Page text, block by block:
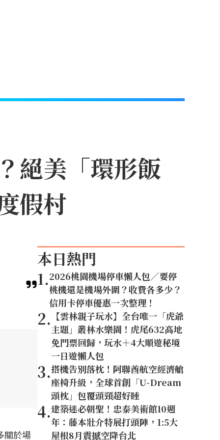
絕美「環形飯
假村
關於場
本日熱門
1.2026桃園機場停車懶人包／要停
桃機還是機場外圍？收費各多少？
信用卡停車優惠一次整理！
2. 【雲林親子玩水】全台唯一「虎爺
主題」叢林水樂園！虎尾632高地
免門票回歸，玩水＋4大順遊秘境
一日遊懶人包
3.搭機告別落枕！阿聯酋航空經濟艙
座椅升級，全球首創「U-Dream
頭枕」包覆頭頸超好睡
4.建築迷必朝聖！忠泰美術館10週
年：藤本壯介特展打頭陣，1:5大
屋根8月震撼空降台北